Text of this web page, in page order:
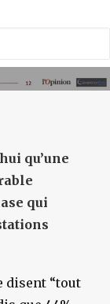
qu’une
qui
disent “tout